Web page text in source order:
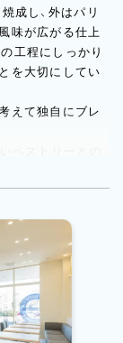
成し、外はパリ
味が広がる仕上
工程にしっかり
を大切にしてい
えて独自にブレ
ペストリーとの
、調理や盛り付
方も、商品づくり